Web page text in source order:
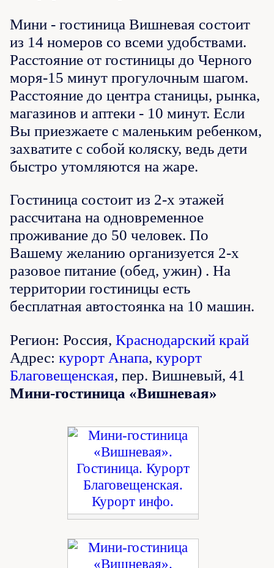
Мини - гостиница Вишневая состоит
из 14 номеров со всеми удобствами.
Расстояние от гостиницы до Черного
моря-15 минут прогулочным шагом.
Расстояние до центра станицы, рынка,
магазинов и аптеки - 10 минут. Если
Вы приезжаете с маленьким ребенком,
захватите с собой коляску, ведь дети
быстро утомляются на жаре.
Гостиница состоит из 2-х этажей
рассчитана на одновременное
проживание до 50 человек. По
Вашему желанию организуется 2-х
разовое питание (обед, ужин) . На
территории гостиницы есть
бесплатная автостоянка на 10 машин.
Регион: Россия, Краснодарский край
Адрес: курорт Анапа, курорт
Благовещенская, пер. Вишневый, 41
Мини-гостиница «Вишневая»